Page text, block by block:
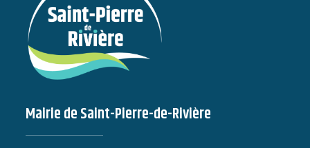
Mairie de Saint-Pierre-de-Rivière